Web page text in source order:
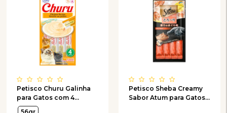
Petisco Churu Galinha
para Gatos com 4
Unidades de 14g
Petisco Sheba Creamy
Sabor Atum para Gatos